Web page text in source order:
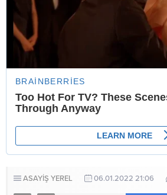
ASAYİŞ YEREL 06.01.2022 21:06